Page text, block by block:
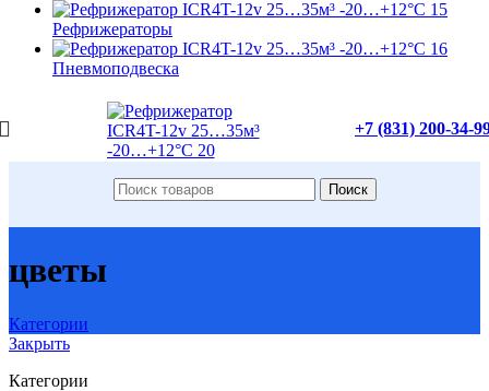
Рефрижераторы
Пневмоподвеска
+7 (831) 200-34-
Поиск
цветы
Категории
Закрыть
Категории